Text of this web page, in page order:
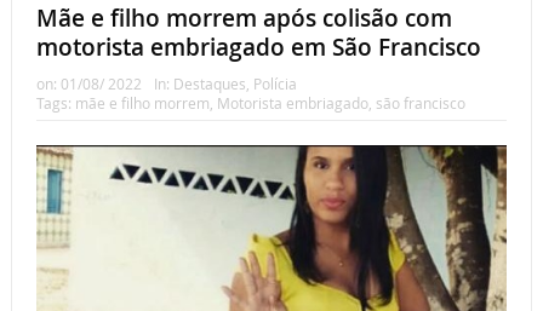
Mãe e filho morrem após colisão com
motorista embriagado em São Francisco
on: 01/08/ 2022 In: Destaques Polícia
Tags: mãe e filho morrem Motorista embriagado, são francisco